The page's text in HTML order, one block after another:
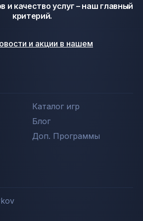
и качество услуг – наш главный
критерий.
и акции в нашем
Каталог игр
Блог
Доп. Программы